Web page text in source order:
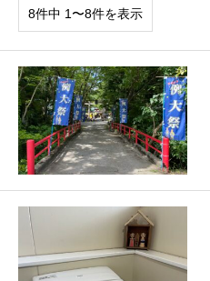
8件中 1〜8件を表示